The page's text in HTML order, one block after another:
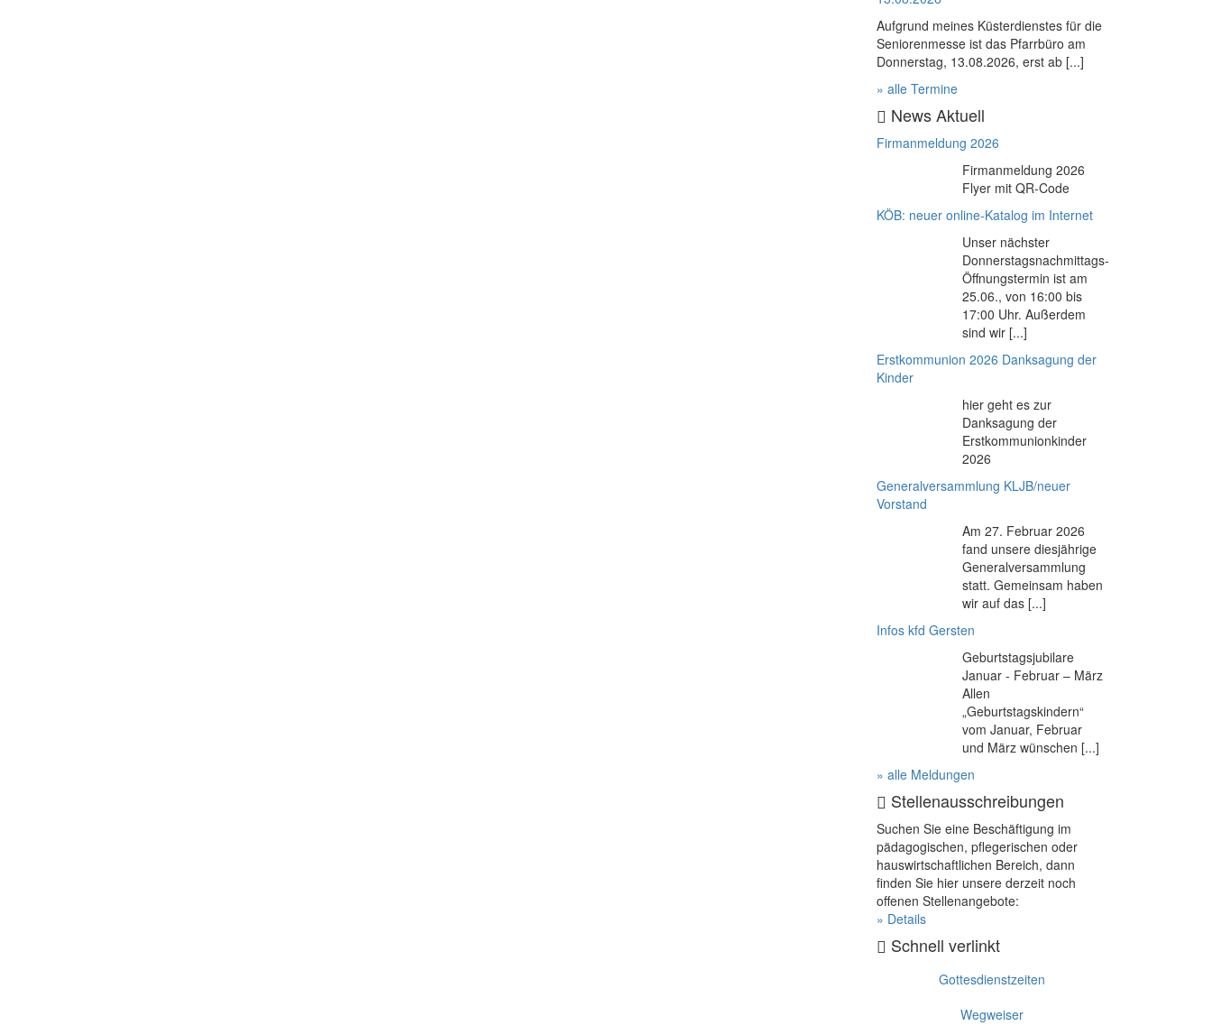
Aufgrund meines Küsterdienstes für die
Seniorenmesse ist das Pfarrbüro am
Donnerstag, 13.08.2026, erst ab [...]
» alle Termine
News Aktuell
Firmanmeldung 2026
Firmanmeldung 2026
Flyer mit QR-Code
KÖB: neuer online-Katalog im Internet
Unser nächster
Donnerstagsnachmittags-
Öffnungstermin ist am
25.06., von 16:00 bis
17:00 Uhr. Außerdem
sind wir [...]
Erstkommunion 2026 Danksagung der
Kinder
hier geht es zur
Danksagung der
Erstkommunionkinder
2026
Generalversammlung KLJB/neuer
Vorstand
Am 27. Februar 2026
fand unsere diesjährige
Generalversammlung
statt. Gemeinsam haben
wir auf das [...]
Infos kfd Gersten
Geburtstagsjubilare
Januar - Februar – März
Allen
„Geburtstagskindern“
vom Januar, Februar
und März wünschen [...]
» alle Meldungen
Stellenausschreibungen
Suchen Sie eine Beschäftigung im
pädagogischen, pflegerischen oder
hauswirtschaftlichen Bereich, dann
finden Sie hier unsere derzeit noch
offenen Stellenangebote:
» Details
Schnell verlinkt
Gottesdienstzeiten
Wegweiser